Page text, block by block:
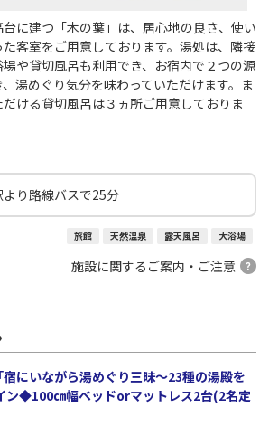
に建つ「木の葉」は、居心地の良さ、使い
客室をご用意しております。湯処は、隣接
や貸切風呂も利用でき、お宿内で２つの源
湯めぐり気分を味わっていただけます。ま
ける貸切風呂は３ヵ所ご用意しておりま
より路線バスで25分
旅館 天然温泉 露天風呂 大浴場
施設に関するご案内・ご注意
宿にいながら湯めぐり三昧～23種の湯殿を
ン◆100㎝幅ベッドorマットレス2台(2名定